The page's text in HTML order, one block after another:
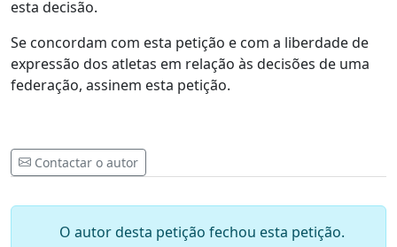
esta decisão.
Se concordam com esta petição e com a liberdade de
expressão dos atletas em relação às decisões de uma
federação, assinem esta petição.
Contactar o autor
O autor desta petição fechou esta petição.